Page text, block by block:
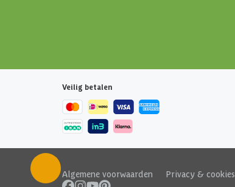
Veilig betalen
Algemene voorwaarden Privacy & cookies